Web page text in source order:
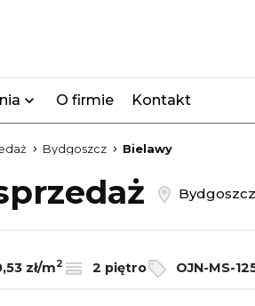
O firmie Kontakt
Bydgoszcz Bielawy
zł/m2 2 piętro OJN-MS-